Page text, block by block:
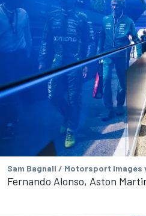
Sam Bagnall / Motorsport Images
Fernando Alonso, Aston